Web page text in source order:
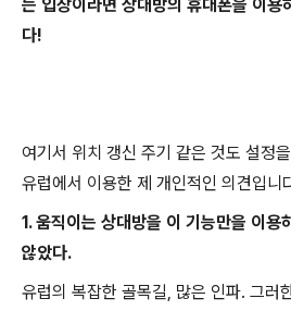
는 입장이라면 상대방의 휴대폰을 이용
다!
여기서 위치 갱신 주기 같은 것도 설정
유럽에서 이용한 제 개인적인 의견입니
1. 움직이는 상대방을 이 기능만을 이용
않았다.
유럽의 복잡한 골목길, 많은 인파. 그러